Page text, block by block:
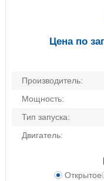
Производитель:
Мощность:
Тип запуска:
Двигатель:
Открытое
Цена по